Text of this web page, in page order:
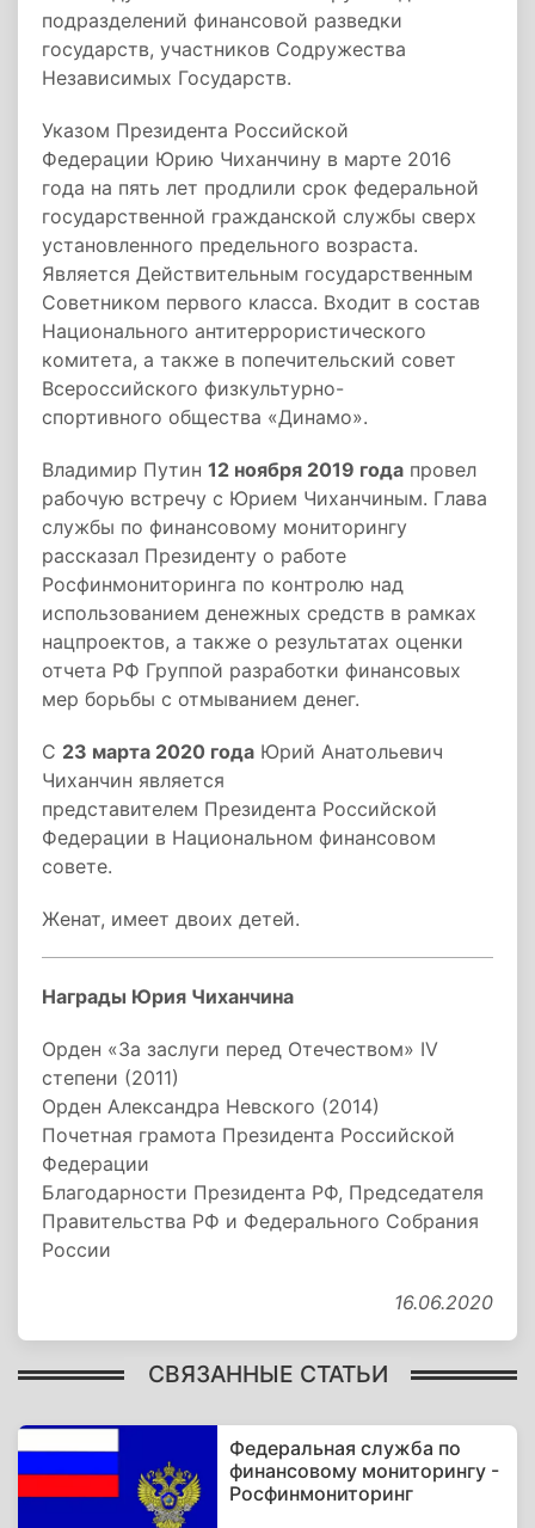
подразделений финансовой разведки
государств, участников Содружества
Независимых Государств.
Указом Президента Российской
Федерации Юрию Чиханчину в марте 2016
года на пять лет продлили срок федеральной
государственной гражданской службы сверх
установленного предельного возраста.
Является Действительным государственным
Советником первого класса. Входит в состав
Национального антитеррористического
комитета, а также в попечительский совет
Всероссийского физкультурно-
спортивного общества «Динамо».
Владимир Путин 12 ноября 2019 года провел
рабочую встречу с Юрием Чиханчиным. Глава
службы по финансовому мониторингу
рассказал Президенту о работе
Росфинмониторинга по контролю над
использованием денежных средств в рамках
нацпроектов, а также о результатах оценки
отчета РФ Группой разработки финансовых
мер борьбы с отмыванием денег.
С 23 марта 2020 года Юрий Анатольевич
Чиханчин является
представителем Президента Российской
Федерации в Национальном финансовом
совете.
Женат, имеет двоих детей.
Награды Юрия Чиханчина
Орден «За заслуги перед Отечеством» IV
степени (2011)
Орден Александра Невского (2014)
Почетная грамота Президента Российской
Федерации
Благодарности Президента РФ, Председателя
Правительства РФ и Федерального Собрания
России
16.06.2020
СВЯЗАННЫЕ СТАТЬИ
Федеральная служба по
финансовому мониторингу -
Росфинмониторинг